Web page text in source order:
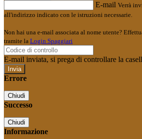
E-mail Verrà
all'indirizzo indicato con le istruzioni necessarie.
Non hai una e-mail associata al nome utente?
tramite la Login Spaggiari
E-mail inviata, si prega di controllare la
Errore
Chiudi
Successo
Chiudi
Informazione